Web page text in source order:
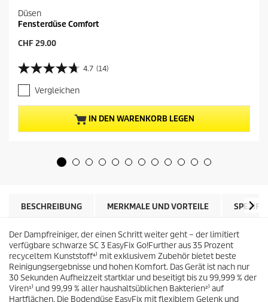
Düsen
Fensterdüse Comfort
A
t
u
e
l
l
e
e
r
o
d
u
k
t
CHF 29.00
4.7 (14)
4
.
7
v
n
e
1
4
B
e
w
e
r
Vergleichen
IN DEN WARENKORB LEGEN
BESCHREIBUNG MERKMALE UND VORTEILE
Der Dampfreiniger, der einen Schritt weiter geht – der limitiert
verfügbare schwarze SC 3 EasyFixGo!Further aus 35 Prozent
recyceltem Kunststoff⁴⁾ mit exklusivem Zubehör bietet beste
Reinigungsergebnisse und hohen Komfort. Das Gerät ist nach nur
30 Sekunden Aufheizzeit startklar und beseitigt bis zu 99,999 % der
Viren¹⁾ und 99,99 % aller haushaltsüblichen Bakterien²⁾ auf
Hartflächen. Die Bodendüse EasyFix mit flexiblem Gelenk und